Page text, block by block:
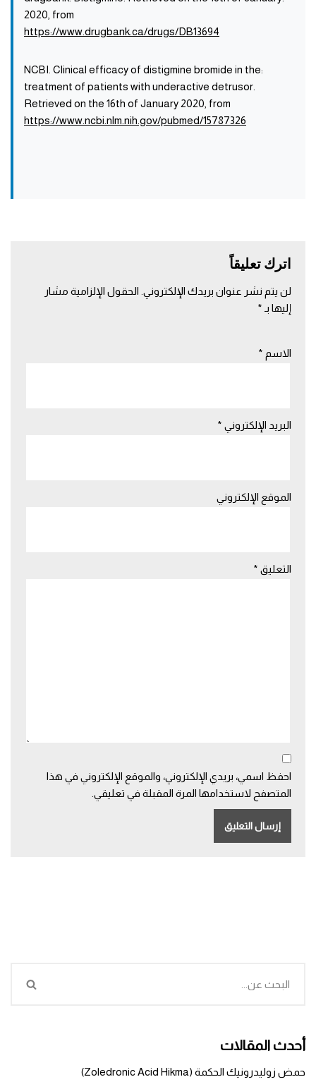
2020, from
https://www.drugbank.ca/drugs/DB13694
:NCBI. Clinical efficacy of distigmine bromide in the
treatment of patients with underactive detrusor.
Retrieved on the 16th of January 2020, from
https://www.ncbi.nlm.nih.gov/pubmed/15787326
اترك تعليقاً
لن يتم نشر عنوان بريدك الإلكتروني. الحقول الإلزامية مشار
إليها بـ *
الاسم *
البريد الإلكتروني *
الموقع الإلكتروني
التعليق *
احفظ اسمي، بريدي الإلكتروني، والموقع الإلكتروني في هذا
المتصفح لاستخدامها المرة المقبلة في تعليقي.
أحدث المقالات
حمض زوليدرونيك الحكمة (Zoledronic Acid Hikma)